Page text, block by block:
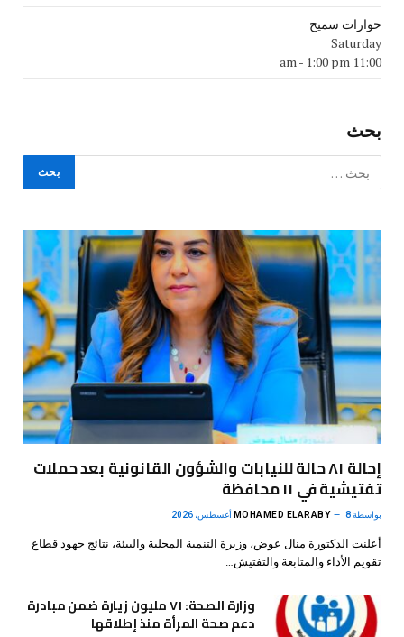
حوارات سميح
Saturday
11:00 am
- 1:00 pm
بحث
إحالة ٨١ حالة للنيابات والشؤون القانونية بعد حملات
تفتيشية في ١١ محافظة
بواسطة MOHAMED ELARABY 8 أغسطس، 2026
أعلنت الدكتورة منال عوض، وزيرة التنمية المحلية والبيئة، نتائج جهود قطاع
تقويم الأداء والمتابعة والتفتيش…
وزارة الصحة: ٧١ مليون زيارة ضمن مبادرة
دعم صحة المرأة منذ إطلاقها